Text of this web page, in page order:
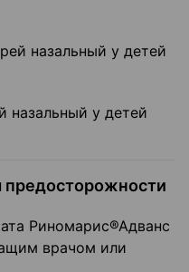
назальный у детей
назальный у детей
предосторожности
Риномарис®Адванс
врачом или